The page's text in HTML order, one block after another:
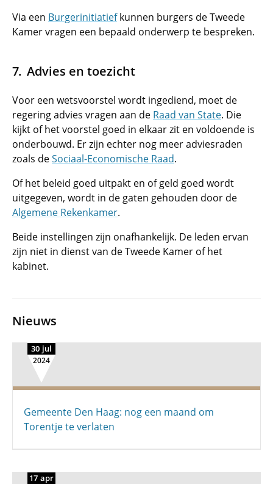
Via een Burgerinitiatiefkunnen burgers de Tweede
Kamer vragen een bepaald onderwerp te bespreken.
Advies en toezicht
Voor een wetsvoorstel wordt ingediend, moet de
regering advies vragen aan de Raad van State. Die
kijkt of het voorstel goed in elkaar zit en voldoende is
onderbouwd. Er zijn echter nog meer adviesraden
zoals deSociaal-Economische Raad.
Of het beleid goed uitpakt en of geld goed wordt
uitgegeven, wordt in de gaten gehouden door de
Algemene Rekenkamer.
Beide instellingen zijn onafhankelijk. De leden ervan
zijn niet in dienst van de Tweede Kamer of het
kabinet.
Nieuws
30 jul
2024
Gemeente Den Haag: nog een maand om
Torentje te verlaten
17 apr